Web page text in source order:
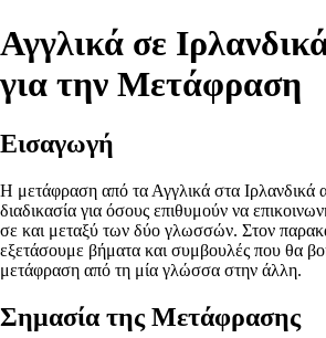
Αγγλικά σε
για την Μετάφραση
Εισαγωγή
Η μετάφραση από τα Αγγλικά στα Ιρλανδικά
διαδικασία για όσους επιθυμούν να
σε και μεταξύ των δύο γλωσσών. Στον
εξετάσουμε βήματα και συμβουλές που θα
μετάφραση από τη μία γλώσσα στην άλλη.
Σημασία της Μετάφρασης